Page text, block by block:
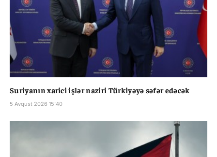
Suriyanın xarici işlər naziri Türkiyəyə səfər edəcək
5 Avqust 2026 15:40